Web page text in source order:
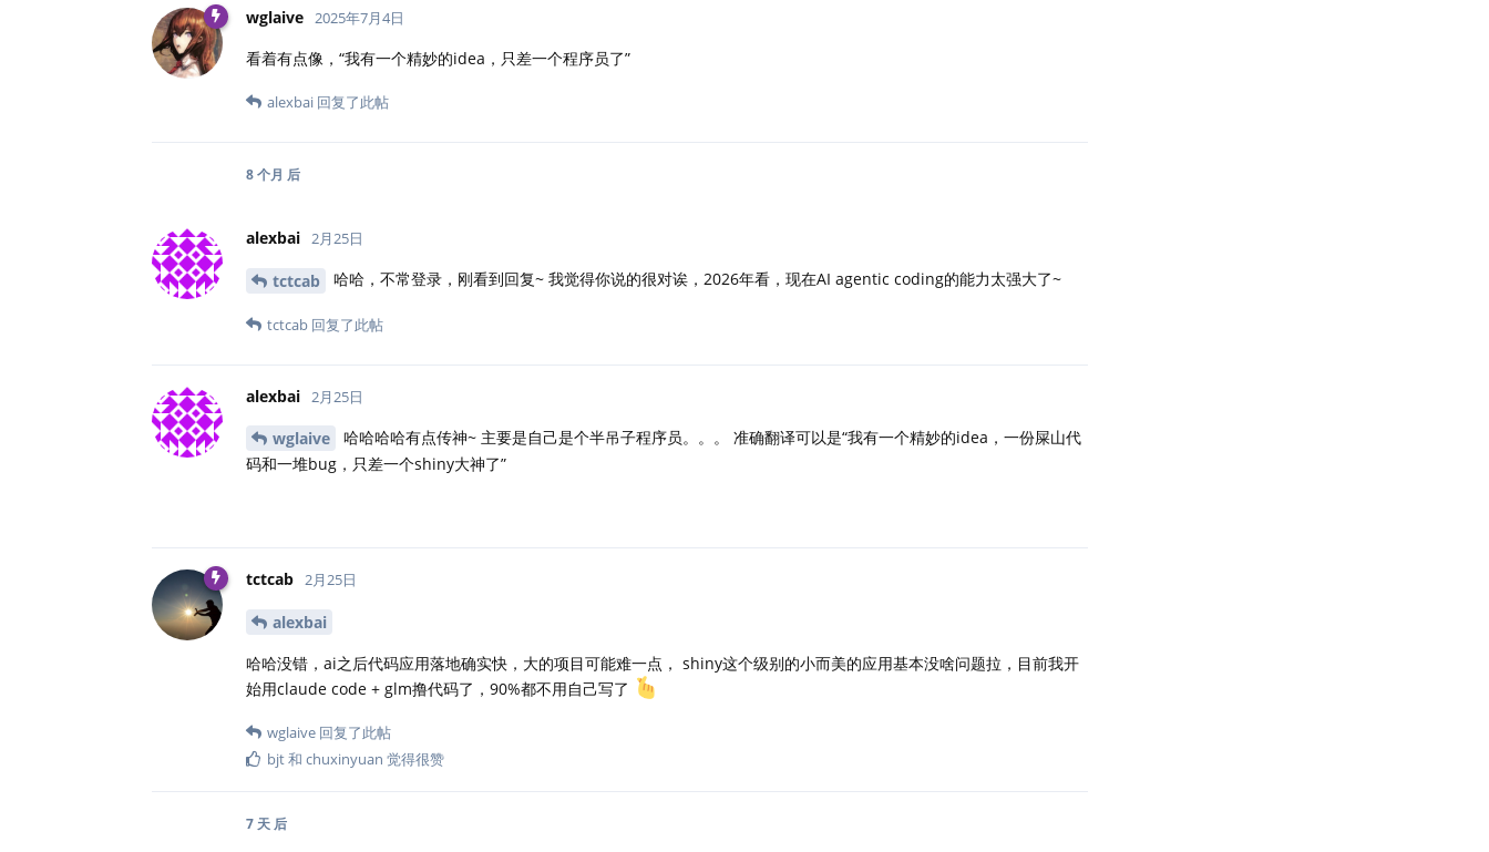
wglaive 2025年7月4日
看着有点像，“我有一个精妙的idea，只差一个程序员了”
alexbai 回复了此帖
8 个月 后
alexbai 2月25日
tctcab 哈哈，不常登录，刚看到回复~ 我觉得你说的很对诶，2026年看，现在AI agentic coding的能力太强大了~
tctcab 回复了此帖
alexbai 2月25日
wglaive
哈哈哈哈有点传神~ 主要是自己是个半吊子程序员。。。 准确翻译可以是“我有一个精妙的idea，一份屎山代
码和一堆bug，只差一个shiny大神了”
tctcab 2月25日
alexbai
哈哈没错，ai之后代码应用落地确实快，大的项目可能难一点， shiny这个级别的小而美的应用基本没啥问题拉，目前我开
始用claude code + glm撸代码了，90%都不用自己写了
wglaive 回复了此帖
bjt和 chuxinyuan 觉得很赞
7 天 后